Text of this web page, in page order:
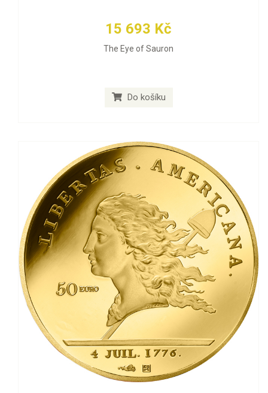
15 693 Kč
The Eye of Sauron
Do košíku